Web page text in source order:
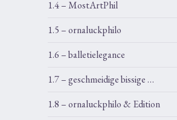
1.4 – MostArtPhil
1.5 – ornaluckphilo
1.6 – balletielegance
1.7 – geschmeidige bissige …
1.8 – ornaluckphilo & Edition